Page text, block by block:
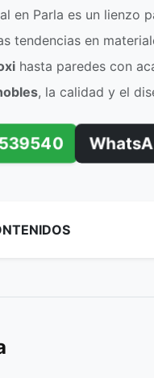
en Parla es un lienzo
tendencias en
hasta paredes con
, la calidad y el